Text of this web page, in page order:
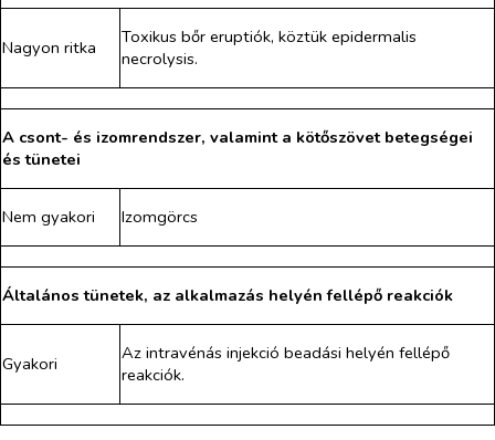
Nagyon ritka
Toxikus bőr eruptiók, köztük epidermalis
necrolysis.
A csont- és izomrendszer, valamint a kötőszövet betegségei
és tünetei
Nem gyakori Izomgörcs
Általános tünetek, az alkalmazás helyén fellépő reakciók
Gyakori
Az intravénás injekció beadási helyén fellépő
reakciók.